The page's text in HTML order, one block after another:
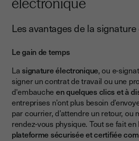
électronique
Les avantages de la
Le gain de temps
Lasignature électronique, ou e-
signer un contrat de travail ou une
d'embauche en quelques clics et à
entreprises n’ont plus besoin
par courrier, d’attendre un retour, ou
rendez-vous physique. Tout se fait en
plateforme sécurisée et certifiée